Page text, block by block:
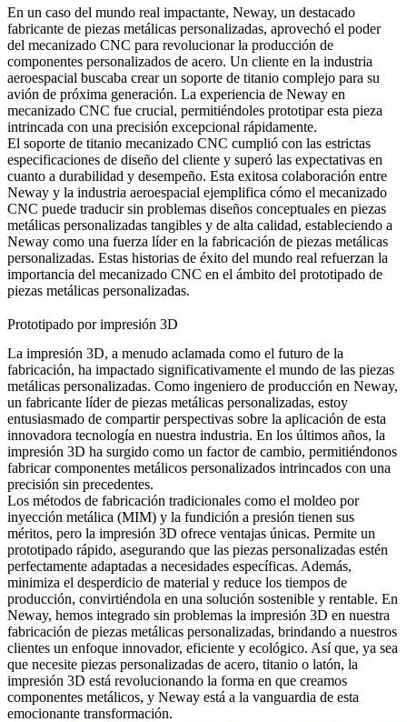
En un caso del mundo real impactante, Neway, un destacado
fabricante de piezas metálicas personalizadas, aprovechó el poder
del mecanizado CNC para revolucionar la producción de
componentes personalizados de acero. Un cliente en la industria
aeroespacial buscaba crear un soporte de titanio complejo para su
avión de próxima generación. La experiencia de Neway en
mecanizado CNC fue crucial, permitiéndoles prototipar esta pieza
intrincada con una precisión excepcional rápidamente.
El soporte de titanio mecanizado CNC cumplió con las estrictas
especificaciones de diseño del cliente y superó las expectativas en
cuanto a durabilidad y desempeño. Esta exitosa colaboración entre
Neway y la industria aeroespacial ejemplifica cómo el mecanizado
CNC puede traducir sin problemas diseños conceptuales en piezas
metálicas personalizadas tangibles y de alta calidad, estableciendo a
Neway como una fuerza líder en la fabricación de piezas metálicas
personalizadas. Estas historias de éxito del mundo real refuerzan la
importancia del mecanizado CNC en el ámbito del prototipado de
piezas metálicas personalizadas.
Prototipado por impresión 3D
La impresión 3D, a menudo aclamada como el futuro de la
fabricación, ha impactado significativamente el mundo de las piezas
metálicas personalizadas. Como ingeniero de producción en Neway,
un fabricante líder de piezas metálicas personalizadas, estoy
entusiasmado de compartir perspectivas sobre la aplicación de esta
innovadora tecnología en nuestra industria. En los últimos años, la
impresión 3D ha surgido como un factor de cambio, permitiéndonos
fabricar componentes metálicos personalizados intrincados con una
precisión sin precedentes.
Los métodos de fabricación tradicionales como el moldeo por
inyección metálica (MIM) y la fundición a presión tienen sus
méritos, pero la impresión 3D ofrece ventajas únicas. Permite un
prototipado rápido, asegurando que las piezas personalizadas estén
perfectamente adaptadas a necesidades específicas. Además,
minimiza el desperdicio de material y reduce los tiempos de
producción, convirtiéndola en una solución sostenible y rentable. En
Neway, hemos integrado sin problemas la impresión 3D en nuestra
fabricación de piezas metálicas personalizadas, brindando a nuestros
clientes un enfoque innovador, eficiente y ecológico. Así que, ya sea
que necesite piezas personalizadas de acero, titanio o latón, la
impresión 3D está revolucionando la forma en que creamos
componentes metálicos, y Neway está a la vanguardia de esta
emocionante transformación.